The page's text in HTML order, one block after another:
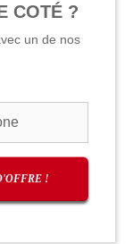
COTÉ ?
un de nos